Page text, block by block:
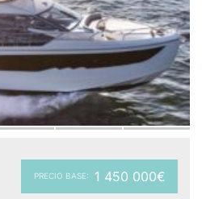
PRECIO BASE: 1 450 000€